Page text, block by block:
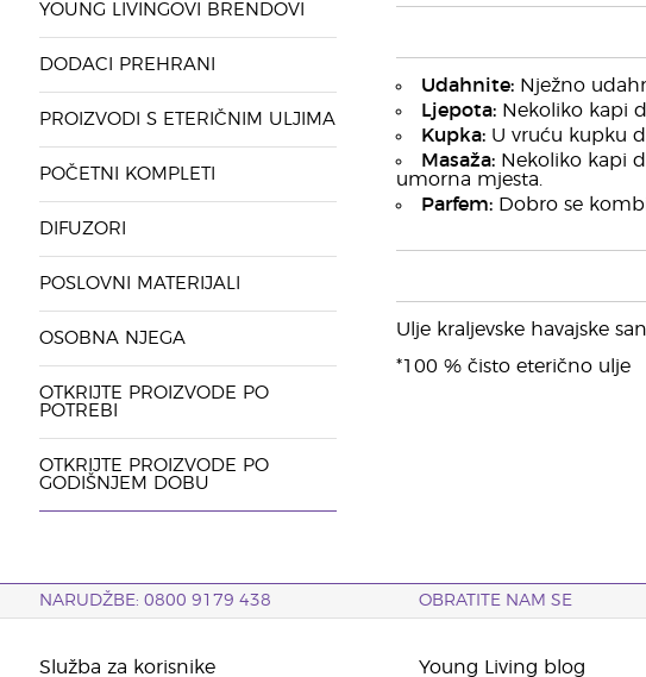
YOUNG LIVINGOVI BRENDOVI
DODACI PREHRANI
PROIZVODI S ETERIČNIM ULJIMA
POČETNI KOMPLETI
DIFUZORI
POSLOVNI MATERIJALI
OSOBNA NJEGA
OTKRIJTE PROIZVODE PO
POTREBI
OTKRIJTE PROIZVODE PO
GODIŠNJEM DOBU
Udahnite:Nježno
Ljepota:Nekoliko kapi
Kupka:U vruću kupku
Masaža:Nekoliko kapi
umorna mjesta.
Parfem:Dobro se
Ulje kraljevske havajske
*100 % čisto eterično ulje
NARUDŽBE: 0800 9179 438 OBRATITE NAM SE
Služba za korisnike Young Living blog